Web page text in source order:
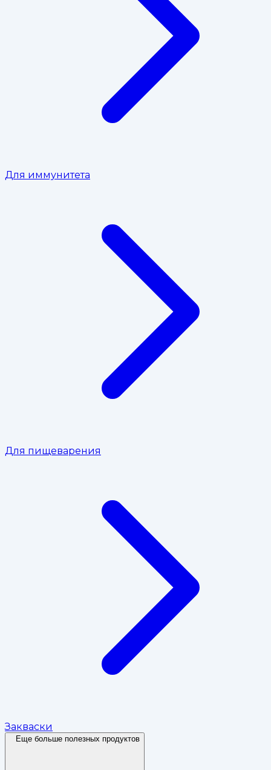
Для иммунитета
Для пищеварения
Закваски
Еще больше полезных продуктов